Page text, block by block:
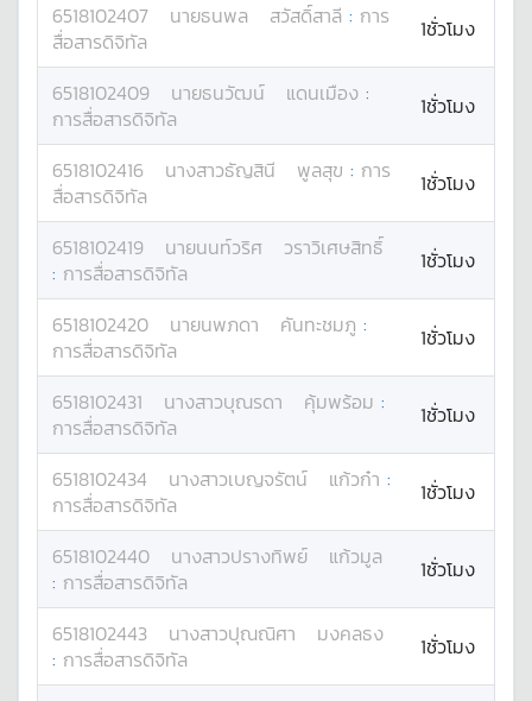
6518102407 นายธนพล สวัสดิ์สาลี : การ
สื่อสารดิจิทัล
1ชั่วโมง
6518102409 นายธนวัฒน์ แดนเมือง :
การสื่อสารดิจิทัล
1ชั่วโมง
6518102416 นางสาวธัญสินี พูลสุข : การ
สื่อสารดิจิทัล
1ชั่วโมง
6518102419 นายนนท์วริศ
วราวิเศษสิทธิ์
: การสื่อสารดิจิทัล 1ชั่วโมง
6518102420 นายนพภดา คันทะชมภู :
การสื่อสารดิจิทัล
1ชั่วโมง
6518102431 นางสาวบุณรดา คุ้มพร้อม :
การสื่อสารดิจิทัล
1ชั่วโมง
6518102434 นางสาวเบญจรัตน์ แก้วก๋า :
การสื่อสารดิจิทัล
1ชั่วโมง
6518102440 นางสาวปรางทิพย์
แก้วมูล
: การสื่อสารดิจิทัล 1ชั่วโมง
6518102443 นางสาวปุณณิศา
มงคลธง
: การสื่อสารดิจิทัล 1ชั่วโมง